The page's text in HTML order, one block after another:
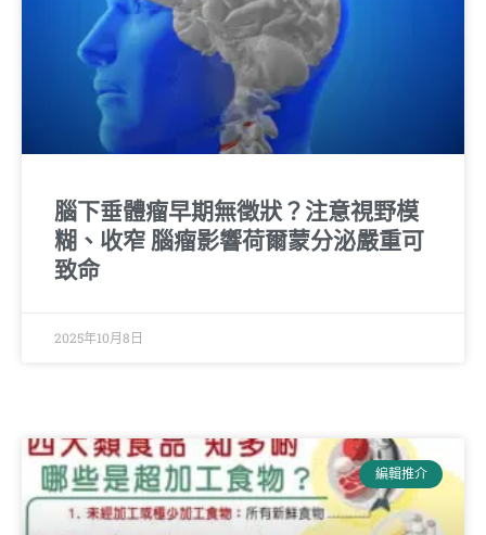
腦下垂體瘤早期無徵狀？注意視野模
糊、收窄 腦瘤影響荷爾蒙分泌嚴重可
致命
2025年10月8日
編輯推介